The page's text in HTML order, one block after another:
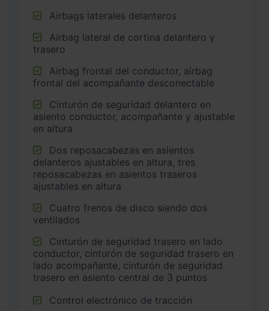
Airbags laterales delanteros
trasero
frontal del acompañante desconectable
asiento conductor, acompañante y ajustable
en altura
delanteros ajustables en altura, tres
reposacabezas en asientos traseros
ajustables en altura
ventilados
conductor, cinturón de seguridad trasero en
lado acompañante, cinturón de seguridad
trasero en asiento central de 3 puntos
Control electrónico de tracción